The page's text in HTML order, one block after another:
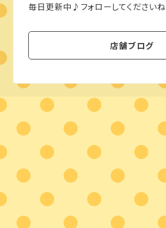
毎日更新中♪フォローしてくださいね
店舗ブログ